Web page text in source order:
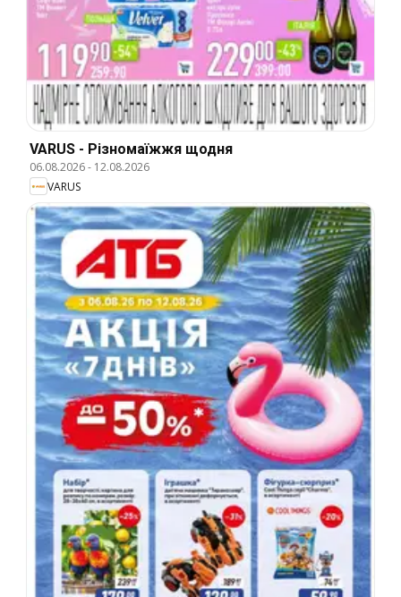
VARUS - Різномаїжжя щодня
06.08.2026- 12.08.2026
VARUS